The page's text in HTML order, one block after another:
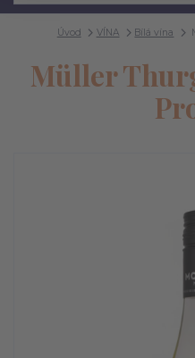
Úvod VÍNA Bílá vína
Müller